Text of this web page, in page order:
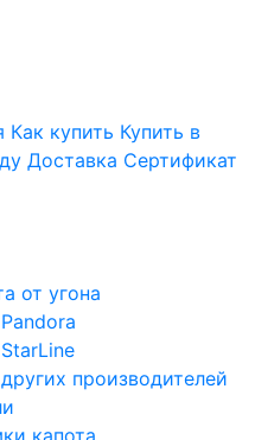
Как купить Купить в
Доставка Сертификат
от угона
производителей
капота